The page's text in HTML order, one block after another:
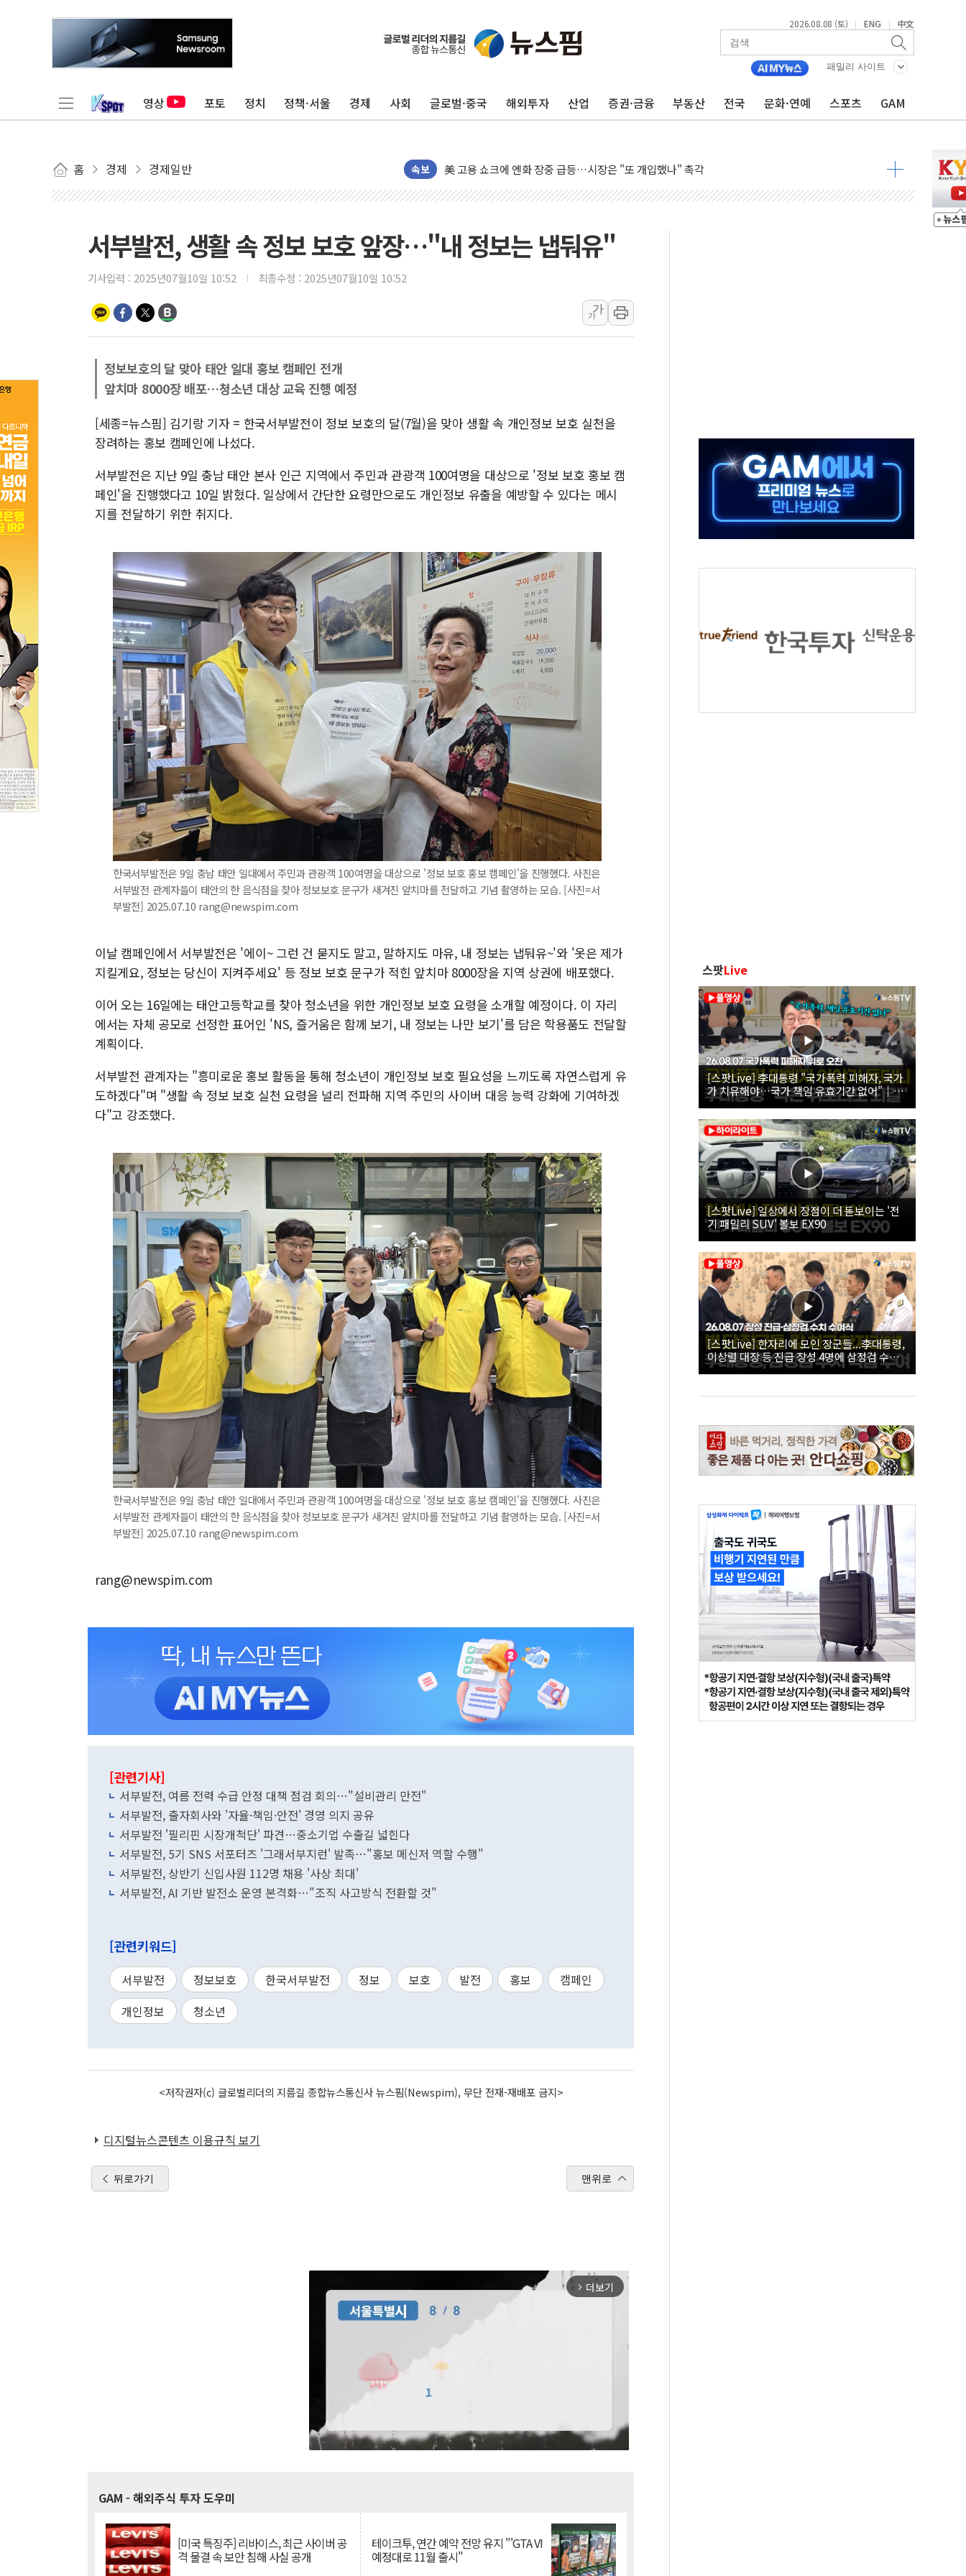
2026.08.08 (토) | ENG | 中文
패밀리 사이트
영상 포토 정치 정책·서울 경제 사회 글로벌·중국 해외투자 산업 증권·금융 부동산 전국 문화·연예 스포츠 GAM
홈 경제 경제일반 속보
미 연준 매파 기세 꺾이나…고용 감소에 9월 동결 전망 우세
트럼프, 백신·자폐증 행정명령 검토…"이르면 다음 주"
美 항소법원, 백악관 무도회장 공사 중단 명령…트럼프 제동
美 고용 쇼크에 엔화 장중 급등…시장은 "또 개입했나" 촉각
[AI MY 뉴스] 뉴욕 반도체주 프리뷰...美 고용 쇼크에 반도체주 '활짝'
[종합] 美 7월 고용 2만3000명 감소 '쇼크'…9월 금리 인상 기대 후퇴
[사진] 이슬람 수니파 3개국, 공동방위협정 체결
보훈부, 미 DPAA와 MOU… "6·25 미군 실종자 7359명 끝까지 찾겠다"
트럼프 "금리 내려야"…파월 때와 달리 워시엔 톤 낮춰
특정 정치인 측근 포항시 정책특보 내정설...포항시 '시끌'
[사진] 빈살만과 에르도안의 만남
남동발전, 해남군에 국내 최대 규모 400MW 태양광 착공…여의도 1.6배 규모
서부발전, 생활 속 정보 보호 앞장…"내 정보는 냅둬유"
기사입력 : 2025년07월10일 10:52 최종수정 : 2025년07월10일 10:52
가
가
정보보호의 달 맞아 태안 일대 홍보 캠페인 전개
앞치마 8000장 배포…청소년 대상 교육 진행 예정
[세종=뉴스핌] 김기랑 기자 = 한국서부발전이 정보 보호의 달(7월)을 맞아 생활 속 개인정보 보호 실천을
장려하는 홍보 캠페인에 나섰다.
서부발전은 지난 9일 충남 태안 본사 인근 지역에서 주민과 관광객 100여명을 대상으로 '정보 보호 홍보 캠
페인'을 진행했다고 10일 밝혔다. 일상에서 간단한 요령만으로도 개인정보 유출을 예방할 수 있다는 메시
지를 전달하기 위한 취지다.
한국서부발전은 9일 충남 태안 일대에서 주민과 관광객 100여명을 대상으로 '정보 보호 홍보 캠페인'을 진행했다. 사진은
서부발전 관계자들이 태안의 한 음식점을 찾아 정보보호 문구가 새겨진 앞치마를 전달하고 기념 촬영하는 모습. [사진=서
부발전] 2025.07.10 rang@newspim.com
이날 캠페인에서 서부발전은 '에이~ 그런 건 묻지도 말고, 말하지도 마유, 내 정보는 냅둬유~'와 '옷은 제가
지킬게요, 정보는 당신이 지켜주세요' 등 정보 보호 문구가 적힌 앞치마 8000장을 지역 상권에 배포했다.
이어 오는 16일에는 태안고등학교를 찾아 청소년을 위한 개인정보 보호 요령을 소개할 예정이다. 이 자리
에서는 자체 공모로 선정한 표어인 'NS, 즐거움은 함께 보기, 내 정보는 나만 보기'를 담은 학용품도 전달할
계획이다.
서부발전 관계자는 "흥미로운 홍보 활동을 통해 청소년이 개인정보 보호 필요성을 느끼도록 자연스럽게 유
도하겠다"며 "생활 속 정보 보호 실천 요령을 널리 전파해 지역 주민의 사이버 대응 능력 강화에 기여하겠
다"고 강조했다.
한국서부발전은 9일 충남 태안 일대에서 주민과 관광객 100여명을 대상으로 '정보 보호 홍보 캠페인'을 진행했다. 사진은
서부발전 관계자들이 태안의 한 음식점을 찾아 정보보호 문구가 새겨진 앞치마를 전달하고 기념 촬영하는 모습. [사진=서
부발전] 2025.07.10 rang@newspim.com
rang@newspim.com
[관련기사]
서부발전, 여름 전력 수급 안정 대책 점검 회의…"설비관리 만전"
서부발전, 출자회사와 '자율·책임·안전' 경영 의지 공유
서부발전 '필리핀 시장개척단' 파견…중소기업 수출길 넓힌다
서부발전, 5기 SNS 서포터즈 '그래서부지런' 발족…"홍보 메신저 역할 수행"
서부발전, 상반기 신입사원 112명 채용 '사상 최대'
서부발전, AI 기반 발전소 운영 본격화…"조직 사고방식 전환할 것"
[관련키워드]
서부발전 정보보호 한국서부발전 정보 보호 발전 홍보
캠페인
개인정보
청소년
<저작권자(c) 글로벌리더의 지름길 종합뉴스통신사 뉴스핌(Newspim), 무단 전재-재배포 금지>
디지털뉴스콘텐츠 이용규칙 보기
뒤로가기 맨위로
arrow_forward_ios 더보기
GAM - 해외주식 투자 도우미
[미국 특징주] 리바이스, 최근 사이버 공
격 물결 속 보안 침해 사실 공개
테이크투, 연간 예약 전망 유지 "'GTA VI
예정대로 11월 출시"
스팟Live
[스팟Live] 李대통령 "국가폭력 피해자, 국가
가 치유해야…국가 책임 유효기간 없어"｜
26.08.07 국가폭력 피해자 위로 오찬
[스팟Live] 일상에서 장점이 더 돋보이는 '전
기 패밀리 SUV' 볼보 EX90
[스팟Live] 한자리에 모인 장군들...李대통령,
이상렬 대장 등 진급 장성 4명에 삼정검 수치
직접 수여｜26.08.07 장성 진급·삼정검 수치